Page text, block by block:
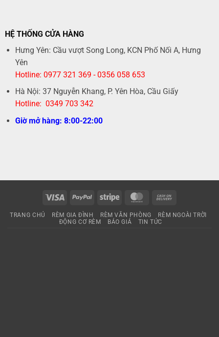
HỆ THỐNG CỬA HÀNG
Hưng Yên: Cầu vượt Song Long, KCN Phố Nối A, Hưng
Yên
Hotline: 0977 321 369 - 0356 058 653
Hà Nội: 37 Nguyễn Khang, P. Yên Hòa, Cầu Giấy
Hotline: 0349 703 342
Giờ mở hàng: 8:00-22:00
Visa PayPal Stripe MasterCard
Delivery
TRANG CHỦ RÈM GIA ĐÌNH RÈM VĂN PHÒNG
RÈM NGOÀI TRỜI
ĐỘNG CƠ RÈM
BÁO GIÁ TIN TỨC